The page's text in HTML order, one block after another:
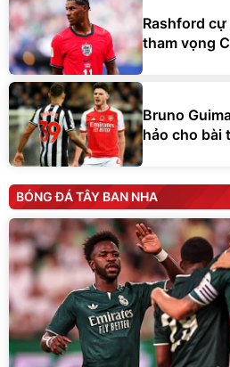
Rashford
tham vọng
Bruno
hảo cho bài
BÓNG ĐÁ TÂY BAN NHA